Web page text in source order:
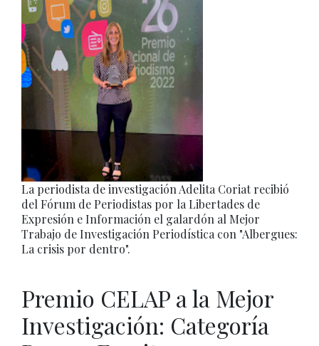
La periodista de investigación Adelita Coriat recibió
del Fórum de Periodistas por la Libertades de
Expresión e Información el galardón al Mejor
Trabajo de Investigación Periodística con "Albergues:
La crisis por dentro".
Premio CELAP a la Mejor
Investigación: Categoría